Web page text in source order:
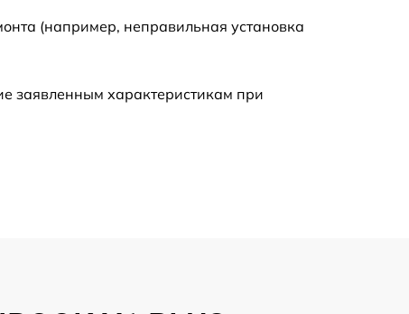
(например, неправильная установка
заявленным характеристикам при